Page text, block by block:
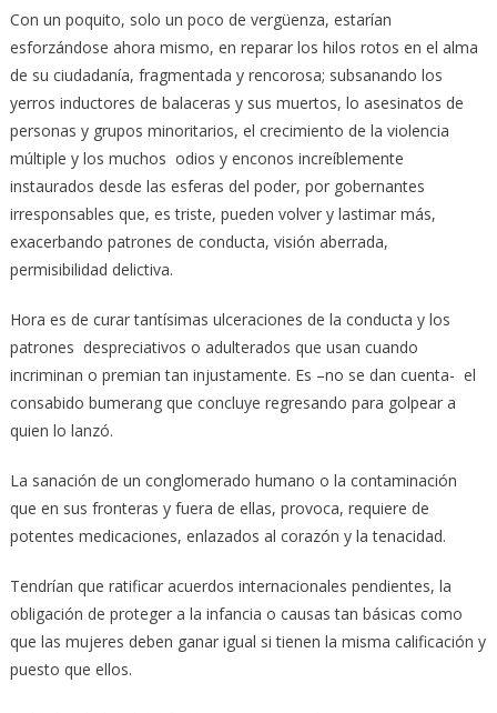
Con un poquito, solo un poco de vergüenza, estarían
esforzándose ahora mismo, en reparar los hilos rotos en el alma
de su ciudadanía, fragmentada y rencorosa; subsanando los
yerros inductores de balaceras y sus muertos, lo asesinatos de
personas y grupos minoritarios, el crecimiento de la violencia
múltiple y los muchos odios y enconos increíblemente
instaurados desde las esferas del poder, por gobernantes
irresponsables que, es triste, pueden volver y lastimar más,
exacerbando patrones de conducta, visión aberrada,
permisibilidad delictiva.
Hora es de curar tantísimas ulceraciones de la conducta y los
patrones despreciativos o adulterados que usan cuando
incriminan o premian tan injustamente. Es –no se dan cuenta- el
consabido bumerang que concluye regresando para golpear a
quien lo lanzó.
La sanación de un conglomerado humano o la contaminación
que en sus fronteras y fuera de ellas, provoca, requiere de
potentes medicaciones, enlazados al corazón y la tenacidad.
Tendrían que ratificar acuerdos internacionales pendientes, la
obligación de proteger a la infancia o causas tan básicas como
que las mujeres deben ganar igual si tienen la misma calificación y
puesto que ellos.